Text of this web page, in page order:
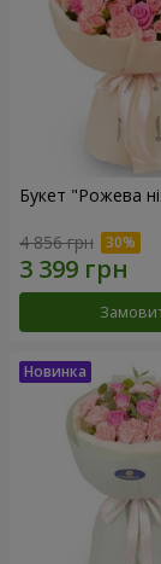
Букет "Рожева
4 856 грн